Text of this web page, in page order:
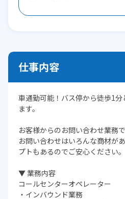
仕事内容
車通勤可能！バス停から徒歩1
ます。
お客様からのお問い合わせ業務で
お問い合わせはいろんな商材が
プトもあるのでご安心ください。
▼ 業務内容
コールセンターオペレーター
・インバウンド業務